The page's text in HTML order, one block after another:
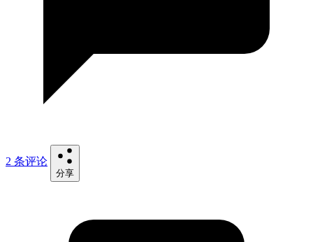
2 条评论
分享